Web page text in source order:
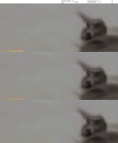
议，但不能用来
除非作者本身
配售结果，杭
技战略配售对
。其中，Dee
复多次传递同
镜像时会拒绝包
）投票中获得